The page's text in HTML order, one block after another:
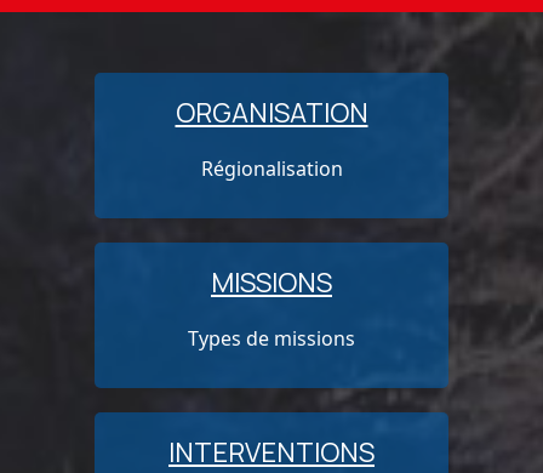
ORGANISATION
Régionalisation
MISSIONS
Types de missions
INTERVENTIONS